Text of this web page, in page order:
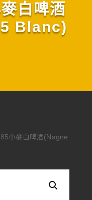
白啤酒
Blanc)
小麥白啤酒(Nøgne